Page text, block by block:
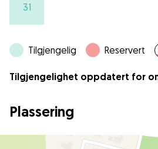
31
Tilgjengelig Reservert
Tilgjengelighet oppdatert for
Plassering